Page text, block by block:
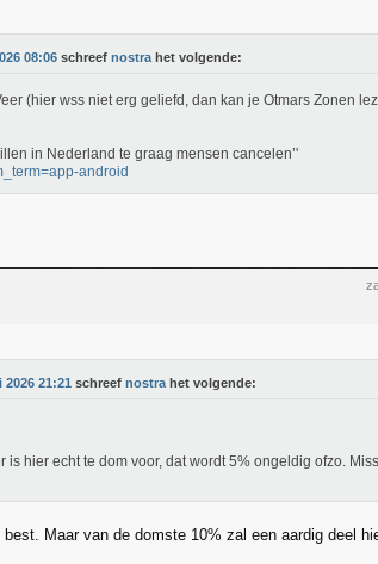
08:06 schreef nostra het volgende:
(hier wss niet erg geliefd, dan kan je Otmars Zonen
in Nederland te graag mensen cancelen’'
android
21:21 schreef nostra het volgende:
is hier echt te dom voor, dat wordt 5% ongeldig ofzo.
best. Maar van de domste 10% zal een aardig deel